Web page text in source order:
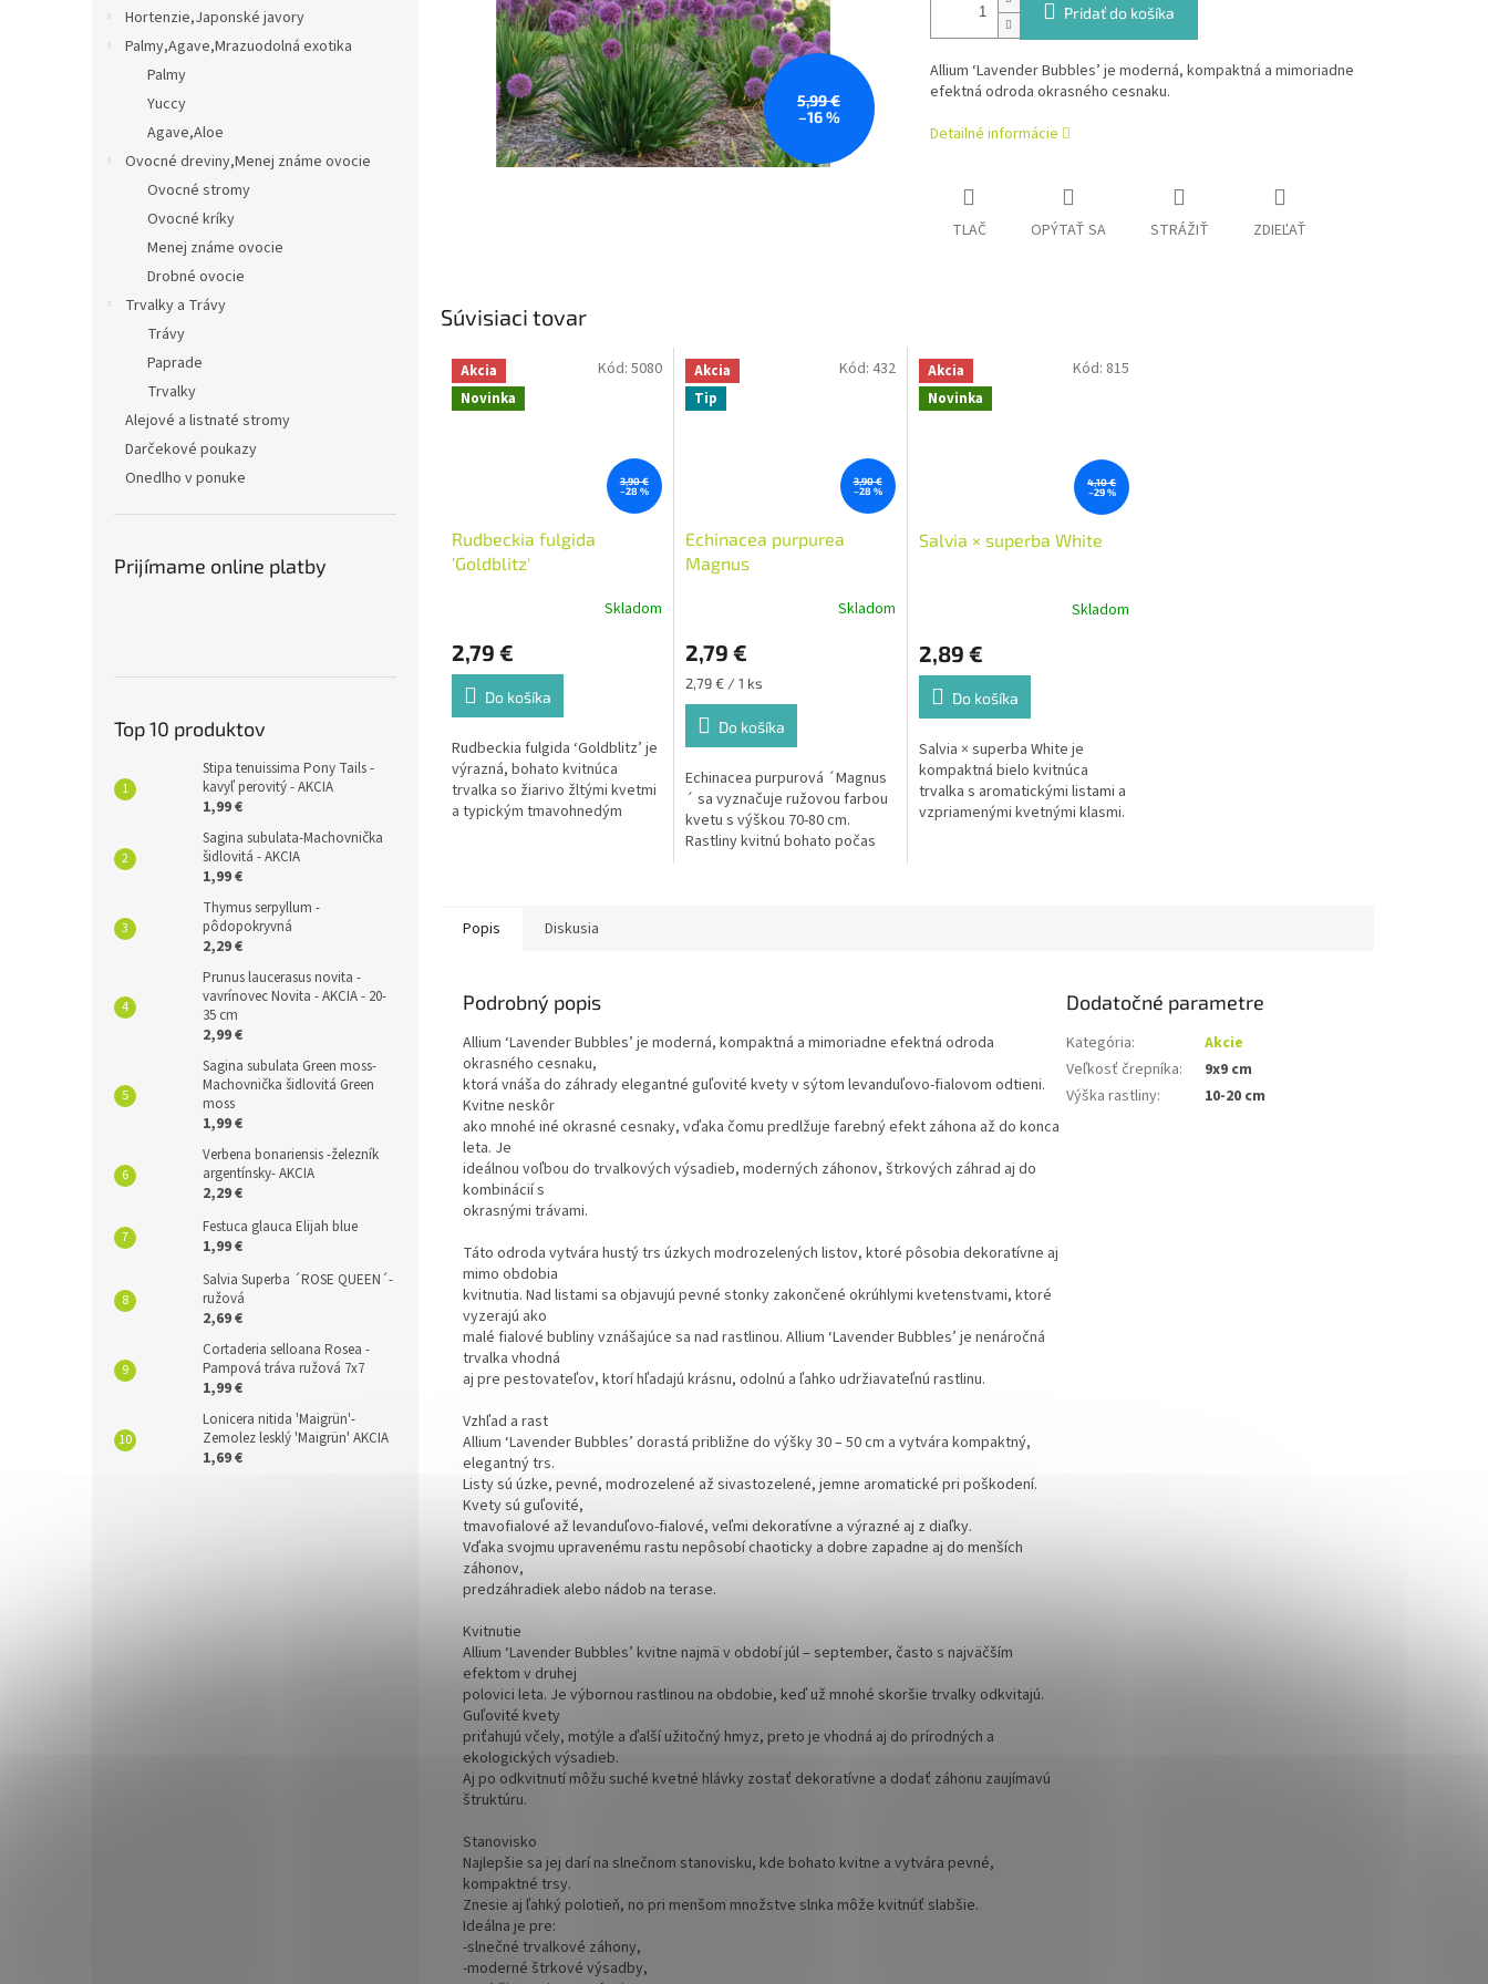
Hortenzie,Japonské javory
Palmy,Agave,Mrazuodolná exotika
Palmy
Yuccy
Agave,Aloe
Ovocné dreviny,Menej známe ovocie
Ovocné stromy
Ovocné kríky
Menej známe ovocie
Drobné ovocie
Trvalky a Trávy
Trávy
Paprade
Trvalky
Alejové a listnaté stromy
Darčekové poukazy
Onedlho v ponuke
Prijímame online platby
Top 10 produktov
Stipa tenuissima Pony Tails -
kavyľ perovitý - AKCIA
1,99 €
Sagina subulata-Machovnička
šidlovitá - AKCIA
1,99 €
Thymus serpyllum -
pôdopokryvná
2,29 €
Prunus laucerasus novita -
vavrínovec Novita - AKCIA - 20-
35 cm
2,99 €
Sagina subulata Green moss-
Machovnička šidlovitá Green
moss
1,99 €
Verbena bonariensis -železník
argentínsky- AKCIA
2,29 €
Festuca glauca Elijah blue
1,99 €
Salvia Superba ´ROSE QUEEN´-
ružová
2,69 €
Cortaderia selloana Rosea -
Pampová tráva ružová 7x7
1,99 €
Lonicera nitida 'Maigrün'-
Zemolez lesklý 'Maigrün' AKCIA
1,69 €
5,99 €
–16 %
Pridať do košíka
Allium ‘Lavender Bubbles’ je moderná, kompaktná a mimoriadne
efektná odroda okrasného cesnaku.
Detailné informácie
TLAČ OPÝTAŤ SA STRÁŽIŤ ZDIEĽAŤ
Súvisiaci tovar
Akcia
Novinka
3,90 €
–28 %
Rudbeckia fulgida
'Goldblitz'
Skladom
2,79 €
Do košíka
Rudbeckia fulgida ‘Goldblitz’ je
výrazná, bohato kvitnúca
trvalka so žiarivo žltými kvetmi
a typickým tmavohnedým
Kód: 5080
Akcia
Tip
3,90 €
–28 %
Echinacea purpurea
Magnus
Skladom
2,79 €
Jednotková
cena:
2,79 € / 1 ks
Do košíka
Echinacea purpurová ´Magnus
´ sa vyznačuje ružovou farbou
kvetu s výškou 70-80 cm.
Rastliny kvitnú bohato počas
chemoterapiách. Je
medonosná a liečivá.
Kód: 432
Akcia
Novinka
4,10 €
–29 %
Salvia × superba White
Skladom
2,89 €
Do košíka
Salvia × superba White je
kompaktná bielo kvitnúca
trvalka s aromatickými listami a
vzpriamenými kvetnými klasmi.
Kód: 815
Popis Diskusia
Podrobný popis
Allium ‘Lavender Bubbles’ je moderná, kompaktná a mimoriadne efektná odroda
okrasného cesnaku,
ktorá vnáša do záhrady elegantné guľovité kvety v sýtom levanduľovo-fialovom odtieni.
Kvitne neskôr
ako mnohé iné okrasné cesnaky, vďaka čomu predlžuje farebný efekt záhona až do konca
leta. Je
ideálnou voľbou do trvalkových výsadieb, moderných záhonov, štrkových záhrad aj do
kombinácií s
okrasnými trávami.
Táto odroda vytvára hustý trs úzkych modrozelených listov, ktoré pôsobia dekoratívne aj
mimo obdobia
kvitnutia. Nad listami sa objavujú pevné stonky zakončené okrúhlymi kvetenstvami, ktoré
vyzerajú ako
malé fialové bubliny vznášajúce sa nad rastlinou. Allium ‘Lavender Bubbles’ je nenáročná
trvalka vhodná
aj pre pestovateľov, ktorí hľadajú krásnu, odolnú a ľahko udržiavateľnú rastlinu.
Vzhľad a rast
Allium ‘Lavender Bubbles’ dorastá približne do výšky 30 – 50 cm a vytvára kompaktný,
elegantný trs.
Listy sú úzke, pevné, modrozelené až sivastozelené, jemne aromatické pri poškodení.
Kvety sú guľovité,
tmavofialové až levanduľovo-fialové, veľmi dekoratívne a výrazné aj z diaľky.
Vďaka svojmu upravenému rastu nepôsobí chaoticky a dobre zapadne aj do menších
záhonov,
predzáhradiek alebo nádob na terase.
Kvitnutie
Allium ‘Lavender Bubbles’ kvitne najmä v období júl – september, často s najväčším
efektom v druhej
polovici leta. Je výbornou rastlinou na obdobie, keď už mnohé skoršie trvalky odkvitajú.
Guľovité kvety
priťahujú včely, motýle a ďalší užitočný hmyz, preto je vhodná aj do prírodných a
ekologických výsadieb.
Aj po odkvitnutí môžu suché kvetné hlávky zostať dekoratívne a dodať záhonu zaujímavú
štruktúru.
Stanovisko
Najlepšie sa jej darí na slnečnom stanovisku, kde bohato kvitne a vytvára pevné,
kompaktné trsy.
Znesie aj ľahký polotieň, no pri menšom množstve slnka môže kvitnúť slabšie.
Ideálna je pre:
-slnečné trvalkové záhony,
-moderné štrkové výsadby,
Dodatočné parametre
Kategória:
Akcie
Veľkosť črepníka:
9x9 cm
Výška rastliny: 10-20 cm